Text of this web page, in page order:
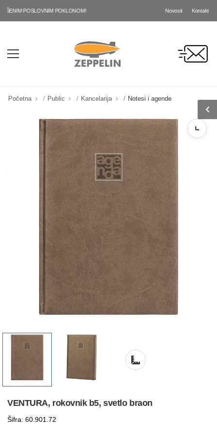
POSLOVNIM POKLONOM! Novosti Kontakt
Početna Public Kancelarija Notesi i agende
VENTURA, rokovnik b5, svetlo braon
Šifra: 60.901.72